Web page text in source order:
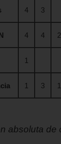
4 3
4 4 2
1
1 3 1
absoluta de